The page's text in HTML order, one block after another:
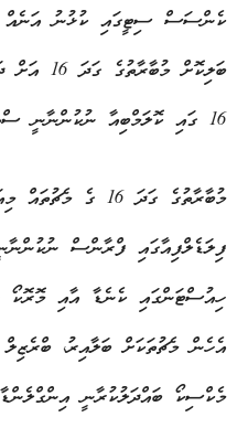
ކެންސަސް ސިޓީގައި ކުޅުނު އަނެއް
ބަލިކޮށް
16 ގައި ކޮލަމްބިއާ ނުކުންނާނީ ސްވިޒަލޭންޑާ ދެކޮޅަށެވެ.
މުބާރާތުގެ ގަދަ 16
ފިލަޑެލްފިއާގައި ފްރާންސް
ހިއުސްޓަންގައި ކެނެޑާ އާއި މޮރޮކޯ
އެހެން މެޗުތަކަށް ބަލާއިރު،
މެކްސިކޯ ބައްދަލުކުރާނީ